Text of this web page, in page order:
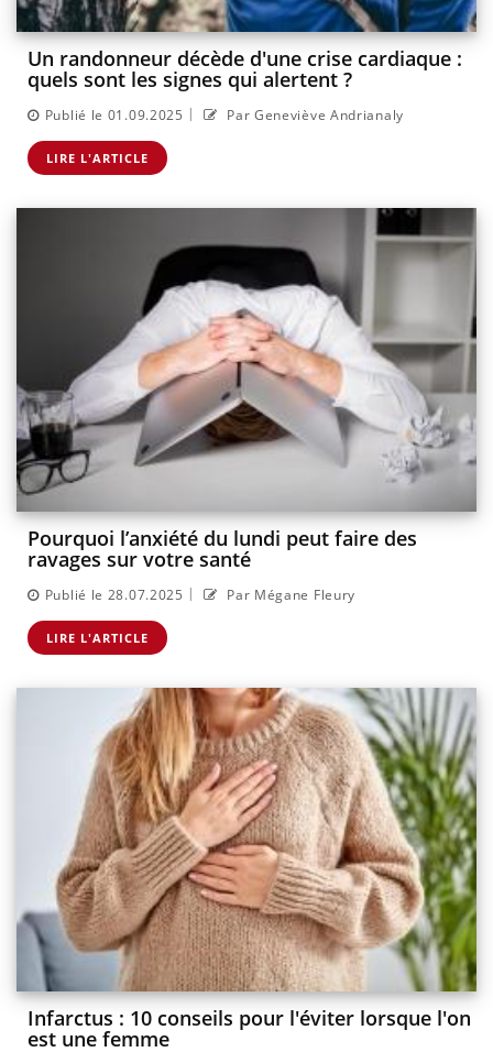
Un randonneur décède d'une crise cardiaque :
quels sont les signes qui alertent ?
Publié le 01.09.2025 | Par Geneviève Andrianaly
LIRE L'ARTICLE
Pourquoi l’anxiété du lundi peut faire des
ravages sur votre santé
Publié le 28.07.2025 | Par Mégane Fleury
LIRE L'ARTICLE
Infarctus : 10 conseils pour l'éviter lorsque l'on
est une femme